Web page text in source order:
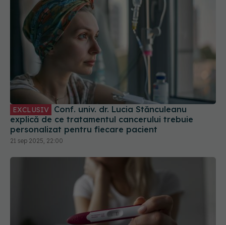
explică de ce tratamentul cancerului trebuie
personalizat pentru fiecare pacient
21 sep 2025, 22:00